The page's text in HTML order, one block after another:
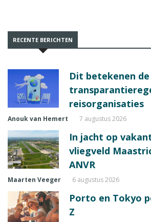
RECENTE BERICHTEN
Dit betekenen
reisorganisaties
Anouk van Hemert 7 augustus 2026
In jacht op
vliegveld
ANVR
Maarten Veeger 6 augustus 2026
Porto en Tokyo
Z